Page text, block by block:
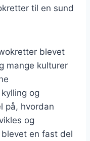
til en sund
blevet
mange kulturer
og
på, hvordan
og
en fast del